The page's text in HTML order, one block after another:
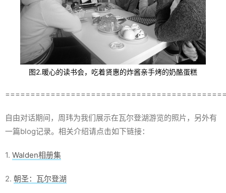
图2.暖心的读书会，吃着贤惠的炸酱亲手烤的奶酪蛋糕
自由对话期间，周玮为我们展示在瓦尔登湖游览的照片，另外有
一篇blog记录。相关介绍请点击如下链接：
1. Walden相册集
2. 朝圣：瓦尔登湖